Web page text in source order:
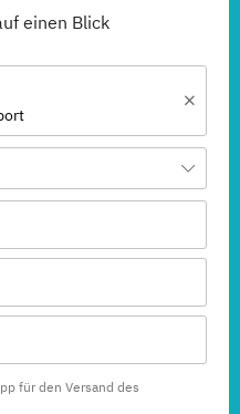
einen Blick
für den Versand des